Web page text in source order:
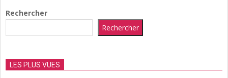
01
Rechercher
Rechercher
LES PLUS VUES